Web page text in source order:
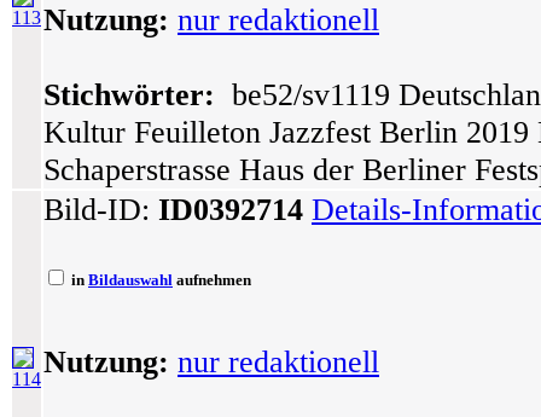
113Nutzung: nur redaktionell
Stichwörter: be52/sv1119
Kultur Feuilleton Jazzfest Berlin
Schaperstrasse Haus der Berliner
114
Bild-ID: ID0392714 Details-
in Bildauswahl aufnehmen
Nutzung: nur redaktionell